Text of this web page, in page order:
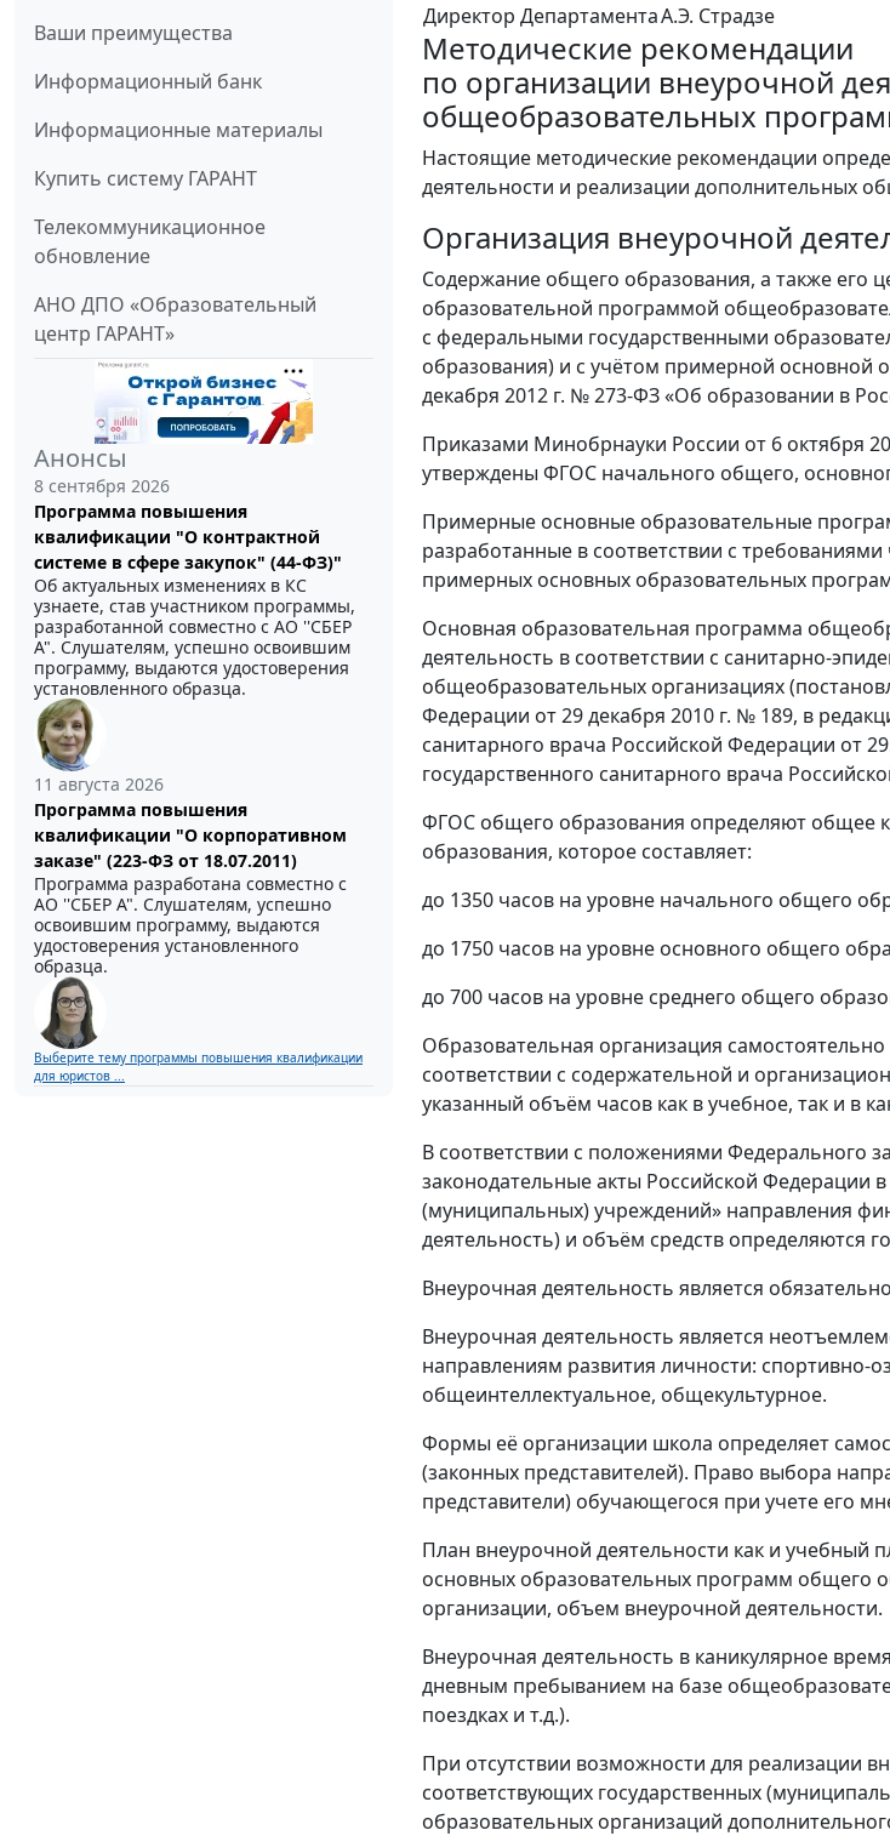
Ваши преимущества
Информационный банк
Информационные материалы
Купить систему ГАРАНТ
Телекоммуникационное
обновление
АНО ДПО «Образовательный
центр ГАРАНТ»
Анонсы
8 сентября 2026
Программа повышения
квалификации "О контрактной
системе в сфере закупок" (44-ФЗ)"
Об актуальных изменениях в КС
узнаете, став участником программы,
разработанной совместно с АО ''СБЕР
А". Слушателям, успешно освоившим
программу, выдаются удостоверения
установленного образца.
11 августа 2026
Программа повышения
квалификации "О корпоративном
заказе" (223-ФЗ от 18.07.2011)
Программа разработана совместно с
АО ''СБЕР А". Слушателям, успешно
освоившим программу, выдаются
удостоверения установленного
образца.
Выберите тему программы повышения квалификации
для юристов ...
Директор ДепартаментаА.Э. Страдзе
Методические рекомендации
по организации внеурочной
общеобразовательных
Настоящие методические рекомендации
деятельности и реализации дополнительных
Организация внеурочной
Содержание общего образования, а также его
образовательной программой
с федеральными государственными
образования) и с учётом примерной основной
декабря 2012 г. № 273-ФЗ «Об образовании в
Приказами Минобрнауки России от 6 октября
утверждены ФГОС начального общего,
Примерные основные образовательные
разработанные в соответствии с
примерных основных образовательных
Основная образовательная программа
деятельность в соответствии с санитарно-
общеобразовательных организациях
Федерации от 29 декабря 2010 г. № 189, в
санитарного врача Российской Федерации от
государственного санитарного врача
ФГОС общего образования определяют общее
образования, которое составляет:
до 1350 часов на уровне начального общего
до 1750 часов на уровне основного общего
до 700 часов на уровне среднего общего
Образовательная организация
соответствии с содержательной и
указанный объём часов как в учебное, так и в
В соответствии с положениями Федерального
законодательные акты Российской Федерации
(муниципальных) учреждений» направления
деятельность) и объём средств определяются
Внеурочная деятельность является
Внеурочная деятельность является
направлениям развития личности: спортивно-
общеинтеллектуальное, общекультурное.
Формы её организации школа определяет
(законных представителей). Право выбора
представители) обучающегося при учете его
План внеурочной деятельности как и
основных образовательных программ общего
организации, объем внеурочной деятельности.
Внеурочная деятельность в каникулярное
дневным пребыванием на базе
поездках и т.д.).
При отсутствии возможности для реализации
соответствующих государственных
образовательных организаций